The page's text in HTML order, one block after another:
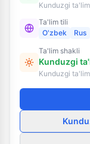
Kunduzgi ta'lim
Ta'lim tili
O'zbek
Rus
Ta'lim shakli
Kunduzgi
Kunduzgi